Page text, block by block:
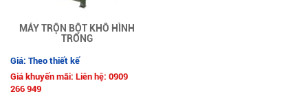
MÁY TRỘN BỘT KHÔ HÌNH
TRỐNG
Giá: Theo thiết kế
Giá khuyến mãi: Liên hệ: 0909
266 949